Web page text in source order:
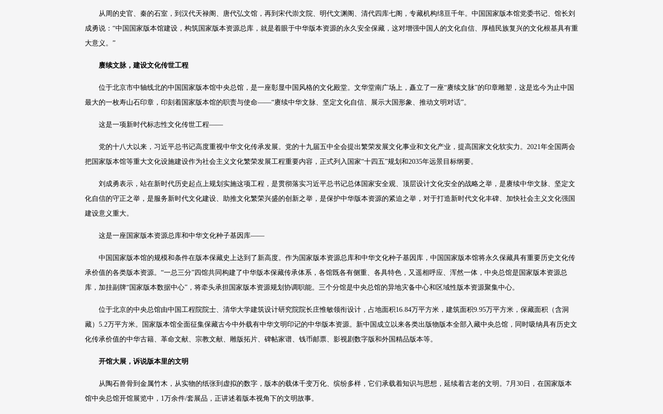
从周的史官、秦的石室，到汉代天禄阁、唐代弘文馆，再到宋代崇文院、明代文渊阁、清代四库七阁，专藏机构绵亘千年。中国国家版本馆党委书记、馆长刘
成勇说：“中国国家版本馆建设，构筑国家版本资源总库，就是着眼于中华版本资源的永久安全保藏，这对增强中国人的文化自信、厚植民族复兴的文化根基具有重
大意义。”
赓续文脉，建设文化传世工程
位于北京市中轴线北的中国国家版本馆中央总馆，是一座彰显中国风格的文化殿堂。文华堂南广场上，矗立了一座“赓续文脉”的印章雕塑，这是迄今为止中国
最大的一枚寿山石印章，印刻着国家版本馆的职责与使命——“赓续中华文脉、坚定文化自信、展示大国形象、推动文明对话”。
这是一项新时代标志性文化传世工程——
党的十八大以来，习近平总书记高度重视中华文化传承发展。党的十九届五中全会提出繁荣发展文化事业和文化产业，提高国家文化软实力。2021年全国两会
把国家版本馆等重大文化设施建设作为社会主义文化繁荣发展工程重要内容，正式列入国家“十四五”规划和2035年远景目标纲要。
刘成勇表示，站在新时代历史起点上规划实施这项工程，是贯彻落实习近平总书记总体国家安全观、顶层设计文化安全的战略之举，是赓续中华文脉、坚定文
化自信的守正之举，是服务新时代文化建设、助推文化繁荣兴盛的创新之举，是保护中华版本资源的紧迫之举，对于打造新时代文化丰碑、加快社会主义文化强国
建设意义重大。
这是一座国家版本资源总库和中华文化种子基因库——
中国国家版本馆的规模和条件在版本保藏史上达到了新高度。作为国家版本资源总库和中华文化种子基因库，中国国家版本馆将永久保藏具有重要历史文化传
承价值的各类版本资源。“一总三分”四馆共同构建了中华版本保藏传承体系，各馆既各有侧重、各具特色，又遥相呼应、浑然一体，中央总馆是国家版本资源总
库，加挂副牌“国家版本数据中心”，将牵头承担国家版本资源规划协调职能。三个分馆是中央总馆的异地灾备中心和区域性版本资源聚集中心。
位于北京的中央总馆由中国工程院院士、清华大学建筑设计研究院院长庄惟敏领衔设计，占地面积16.84万平方米，建筑面积9.95万平方米，保藏面积（含洞
藏）5.2万平方米。国家版本馆全面征集保藏古今中外载有中华文明印记的中华版本资源。新中国成立以来各类出版物版本全部入藏中央总馆，同时吸纳具有历史文
化传承价值的中华古籍、革命文献、宗教文献、雕版拓片、碑帖家谱、钱币邮票、影视剧数字版和外国精品版本等。
开馆大展，诉说版本里的文明
从陶石兽骨到金属竹木，从实物的纸张到虚拟的数字，版本的载体千变万化、缤纷多样，它们承载着知识与思想，延续着古老的文明。7月30日，在国家版本
馆中央总馆开馆展览中，1万余件/套展品，正讲述着版本视角下的文明故事。